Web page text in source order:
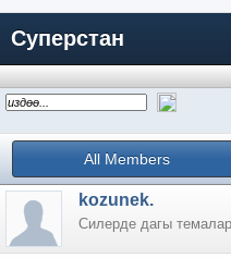
Суперстан
All Members
kozunek.
Силерде дагы